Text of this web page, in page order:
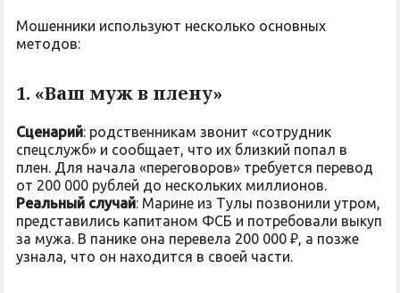
Мошенники используют несколько основных
методов:
1. «Ваш муж в плену»
Сценарий: родственникам звонит «сотрудник
спецслужб» и сообщает, что их близкий попал в
плен. Для начала «переговоров» требуется перевод
от 200 000 рублей до нескольких миллионов.
Реальный случай: Марине из Тулы позвонили утром,
представились капитаном ФСБ и потребовали выкуп
за мужа. В панике она перевела 200 000 ₽, а позже
узнала, что он находится в своей части.